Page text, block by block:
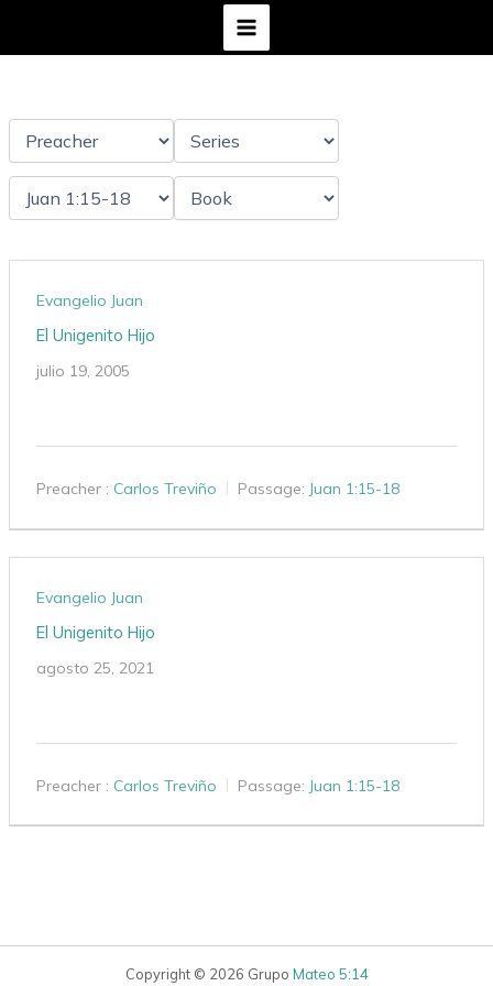
Evangelio Juan
El Unigenito Hijo
julio 19, 2005
Preacher : Carlos Treviño Passage: Juan 1:15-18
Evangelio Juan
El Unigenito Hijo
agosto 25, 2021
Preacher : Carlos Treviño Passage: Juan 1:15-18
Copyright © 2026 Grupo Mateo 5:14